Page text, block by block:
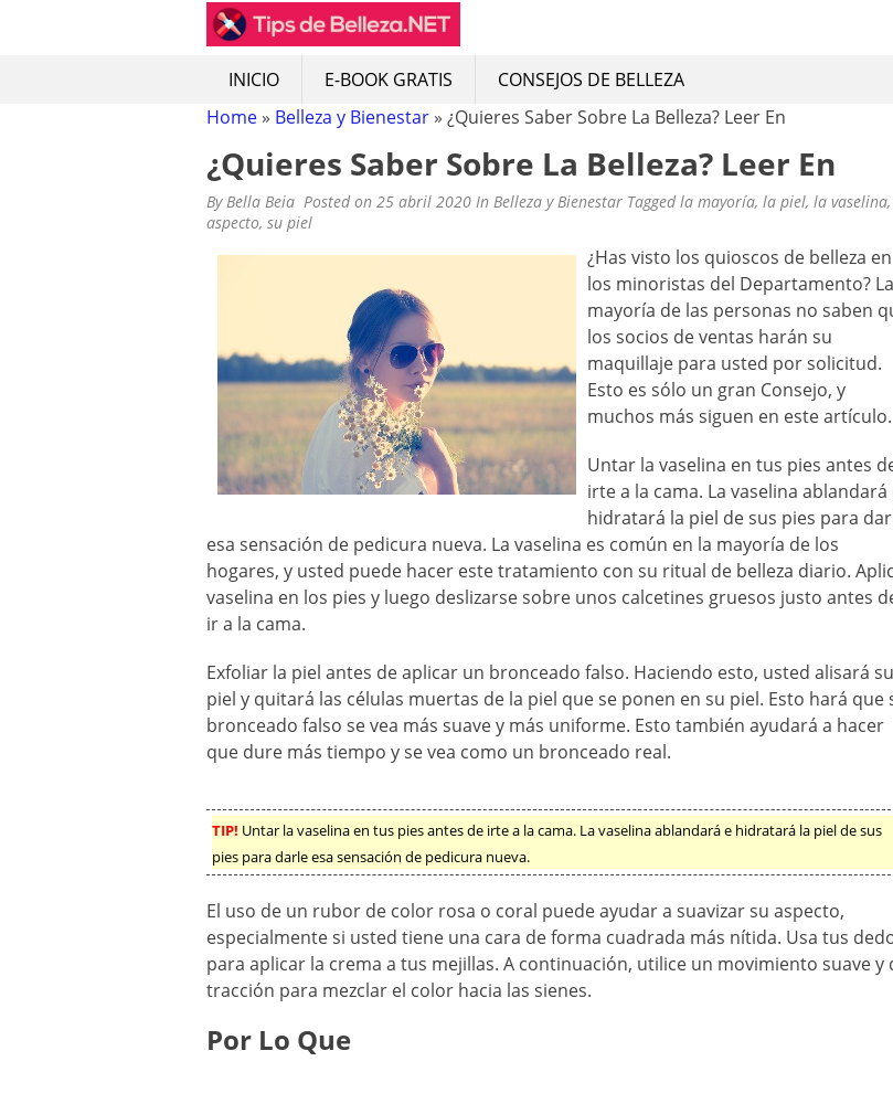
TIPS DE BELLEZA: CONSEJOS DE BELLEZA
Tips de belleza, recetas naturales de belleza, remedios caseros y naturales
INICIO E-BOOK GRATIS
CONSEJOS DE BELLEZA
Home » Belleza y Bienestar » ¿Quieres Saber Sobre La Belleza? Leer En
¿Quieres Saber Sobre La Belleza? Leer En
ByBella Beia Posted on 25 abril 2020 In Belleza y Bienestar Taggedla mayoría, la piel, la vaselina,
aspecto, su piel
¿Has visto los quioscos de belleza en
los minoristas del Departamento? La
mayoría de las personas no saben
los socios de ventas harán su
maquillaje para usted por solicitud.
Esto es sólo un gran Consejo, y
muchos más siguen en este artículo.
Untar la vaselina en tus pies antes
irte a la cama. La vaselina ablandará
hidratará la piel de sus pies para
esa sensación de pedicura nueva. La vaselina es común en la mayoría de los
hogares, y usted puede hacer este tratamiento con su ritual de belleza diario.
vaselina en los pies y luego deslizarse sobre unos calcetines gruesos justo antes
ir a la cama.
Exfoliar la piel antes de aplicar un bronceado falso. Haciendo esto, usted alisará su
piel y quitará las células muertas de la piel que se ponen en su piel. Esto hará que
bronceado falso se vea más suave y más uniforme. Esto también ayudará a hacer
que dure más tiempo y se vea como un bronceado real.
TIP! Untar la vaselina en tus pies antes de irte a la cama. La vaselina ablandará e hidratará la piel de sus
pies para darle esa sensación de pedicura nueva.
El uso de un rubor de color rosa o coral puede ayudar a suavizar su aspecto,
especialmente si usted tiene una cara de forma cuadrada más nítida. Usa tus
para aplicar la crema a tus mejillas. A continuación, utilice un movimiento suave y
tracción para mezclar el color hacia las sienes.
Por Lo Que